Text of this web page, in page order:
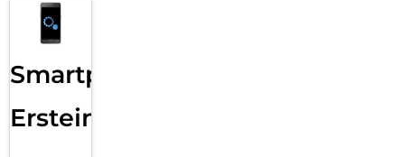
Smartphone
Ersteinrichtung